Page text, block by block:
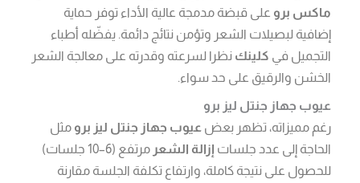
ماكس برو على قبضة مدمجة عالية الأداء توفر حماية
إضافية لبصيلات الشعر وتؤمن نتائج دائمة. يفضّله أطباء
التجميل في كلينك نظرا لسرعته وقدرته على معالجة الشعر
الخشن والرقيق على حد سواء.
عيوب جهاز جنتل ليز برو
رغم مميزاته، تظهر بعضعيوب جهاز جنتل ليز برو مثل
الحاجة إلى عدد جلسات إزالة الشعر
مرتفع (6–10 جلسات)
للحصول على نتيجة كاملة، وارتفاع تكلفة الجلسة مقارنة